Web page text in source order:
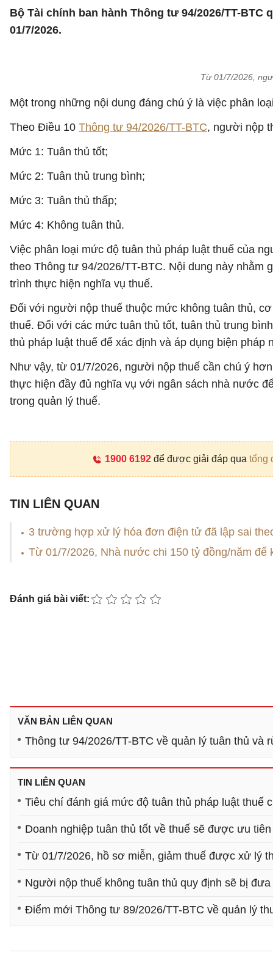
Bộ Tài chính ban hành Thông tư 94/2026/TT-
01/7/2026.
Từ 01/7/2026,
Một trong những nội dung đáng chú ý là việc phân
Theo Điều 10 Thông tư 94/2026/TT-BTC, người nộp
Mức 1: Tuân thủ tốt;
Mức 2: Tuân thủ trung bình;
Mức 3: Tuân thủ thấp;
Mức 4: Không tuân thủ.
Việc phân loại mức độ tuân thủ pháp luật thuế của
theo Thông tư 94/2026/TT-BTC. Nội dung này
trình thực hiện nghĩa vụ thuế.
Đối với người nộp thuế thuộc mức không tuân thủ,
thuế. Đối với các mức tuân thủ tốt, tuân thủ trung
thủ pháp luật thuế để xác định và áp dụng biện pháp
Như vậy, từ 01/7/2026, người nộp thuế cần chú ý
thực hiện đầy đủ nghĩa vụ với ngân sách nhà nước
trong quản lý thuế.
1900 6192để được giải đáp qua tổng
TIN LIÊN QUAN
3 trường hợp xử lý hóa đơn điện tử đã lập sai
Từ 01/7/2026, Nhà nước chi 150 tỷ đồng/năm
Đánh giá bài viết:
VĂN BẢN LIÊN QUAN
Thông tư 94/2026/TT-BTC về quản lý tuân thủ và
TIN LIÊN QUAN
Tiêu chí đánh giá mức độ tuân thủ pháp luật thuế
Doanh nghiệp tuân thủ tốt về thuế sẽ được ưu
Từ 01/7/2026, hồ sơ miễn, giảm thuế được xử lý
Người nộp thuế không tuân thủ quy định sẽ bị
Điểm mới Thông tư 89/2026/TT-BTC về quản lý